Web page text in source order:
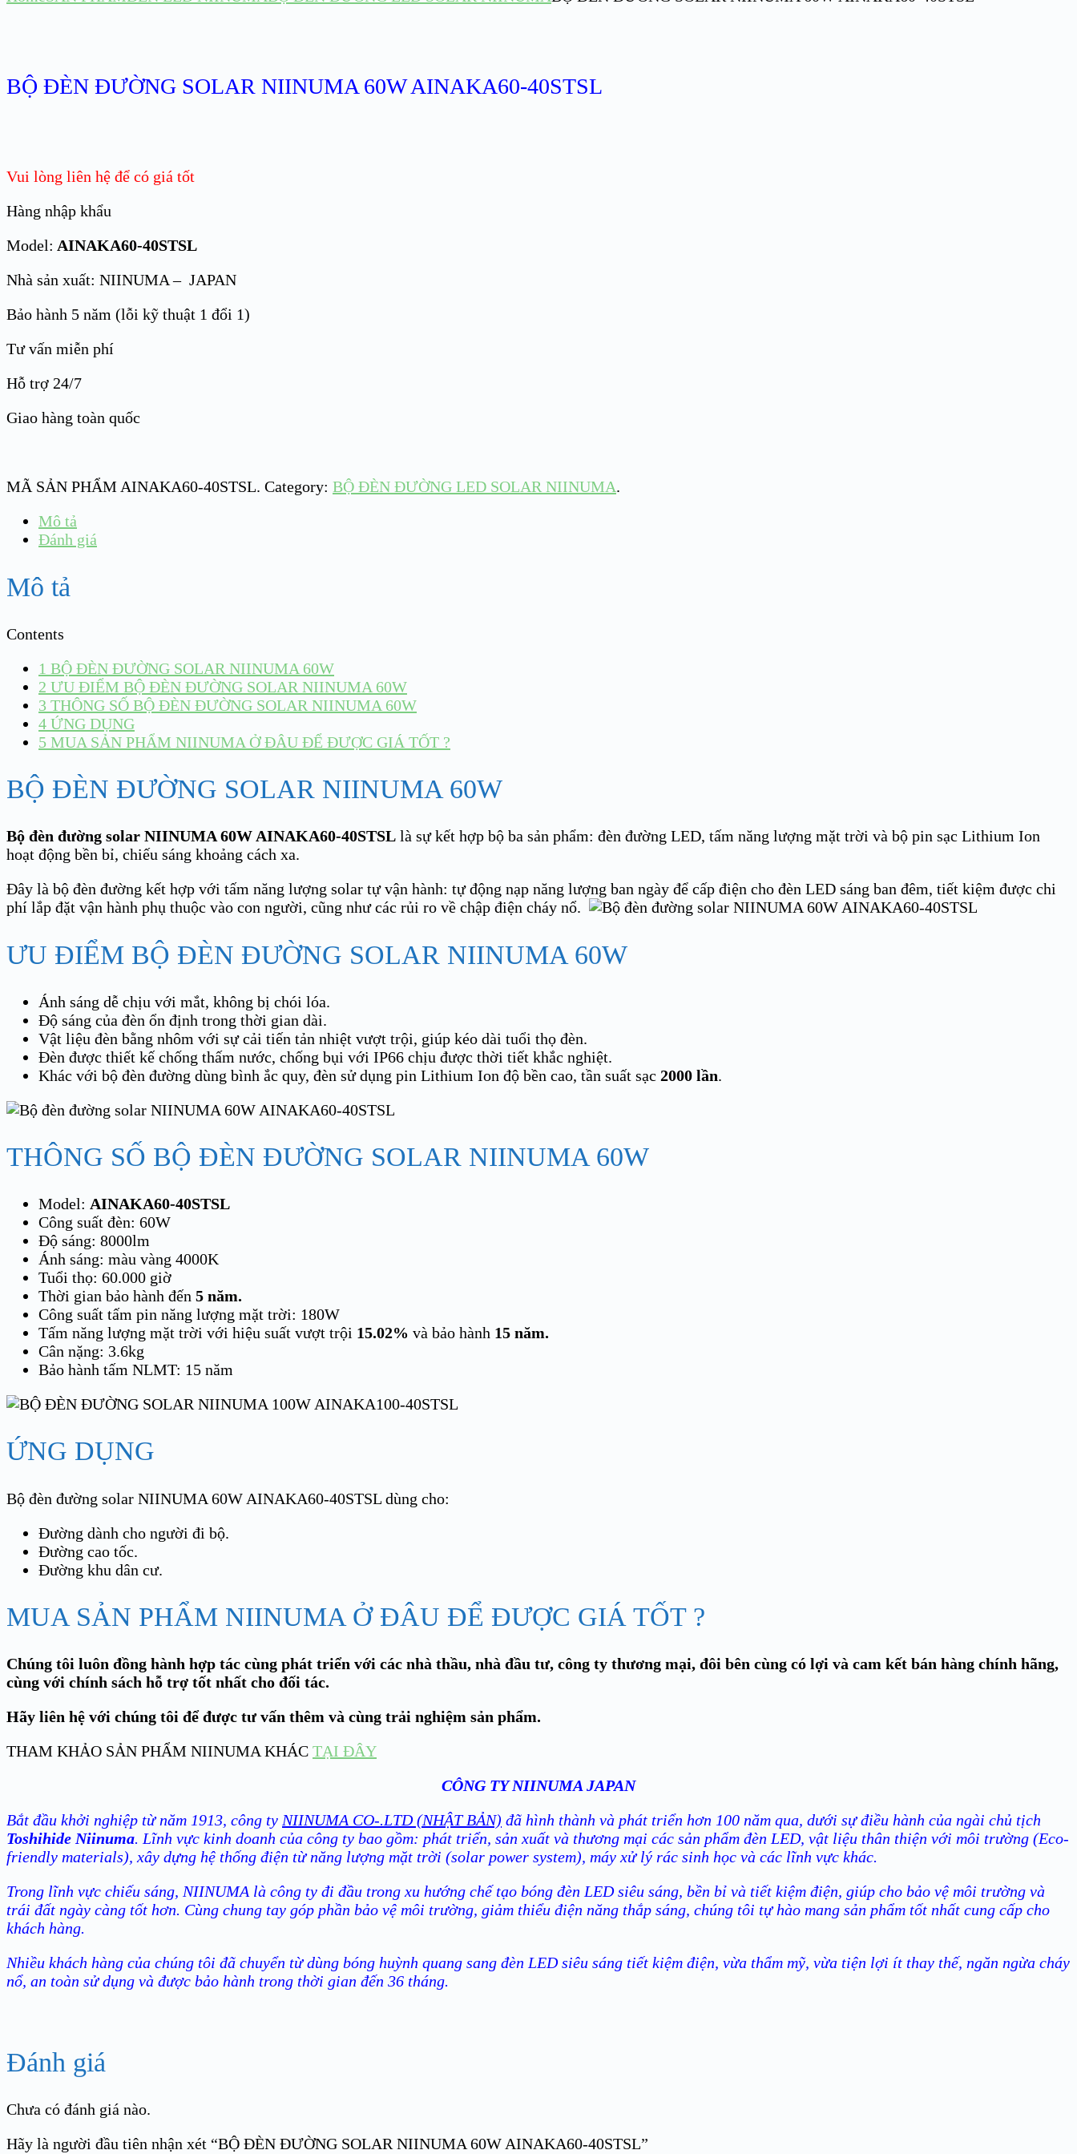
BỘ ĐÈN ĐƯỜNG SOLAR NIINUMA 60W AINAKA60-40STSL
Vui lòng liên hệ để có giá tốt
Hàng nhập khẩu
Model: AINAKA60-40STSL
Nhà sản xuất: NIINUMA – JAPAN
Bảo hành 5 năm (lỗi kỹ thuật 1 đổi 1)
Tư vấn miễn phí
Hỗ trợ 24/7
Giao hàng toàn quốc
MÃ SẢN PHẨMAINAKA60-40STSL. Category: BỘ ĐÈN ĐƯỜNG LED SOLAR NIINUMA.
Mô tả
Đánh giá
Mô tả
Contents
1 BỘ ĐÈN ĐƯỜNG SOLAR NIINUMA 60W
2 ƯU ĐIỂM BỘ ĐÈN ĐƯỜNG SOLAR NIINUMA 60W
3 THÔNG SỐ BỘ ĐÈN ĐƯỜNG SOLAR NIINUMA 60W
4 ỨNG DỤNG
5 MUA SẢN PHẨM NIINUMA Ở ĐÂU ĐỂ ĐƯỢC GIÁ TỐT ?
BỘ ĐÈN ĐƯỜNG SOLAR NIINUMA 60W
Bộ đèn đường solar NIINUMA 60W AINAKA60-40STSL là sự kết hợp bộ ba sản phẩm: đèn đường LED, tấm năng lượng mặt trời và bộ pin sạc Lithium Ion
hoạt động bền bỉ, chiếu sáng khoảng cách xa.
Đây là bộ đèn đường kết hợp với tấm năng lượng solar tự vận hành: tự động nạp năng lượng ban ngày để cấp điện cho đèn LED sáng ban đêm, tiết kiệm được chi
phí lắp đặt vận hành phụ thuộc vào con người, cũng như các rủi ro về chập điện cháy nổ.
ƯU ĐIỂM BỘ ĐÈN ĐƯỜNG SOLAR NIINUMA 60W
Ánh sáng dễ chịu với mắt, không bị chói lóa.
Độ sáng của đèn ổn định trong thời gian dài.
Vật liệu đèn bằng nhôm với sự cải tiến tản nhiệt vượt trội, giúp kéo dài tuổi thọ đèn.
Đèn được thiết kế chống thấm nước, chống bụi với IP66 chịu được thời tiết khắc nghiệt.
Khác với bộ đèn đường dùng bình ắc quy, đèn sử dụng pin Lithium Ion độ bền cao, tần suất sạc 2000 lần.
THÔNG SỐ BỘ ĐÈN ĐƯỜNG SOLAR NIINUMA 60W
Model: AINAKA60-40STSL
Công suất đèn: 60W
Độ sáng: 8000lm
Ánh sáng: màu vàng 4000K
Tuổi thọ: 60.000 giờ
Thời gian bảo hành đến 5 năm.
Công suất tấm pin năng lượng mặt trời: 180W
Tấm năng lượng mặt trời với hiệu suất vượt trội 15.02% và bảo hành 15 năm.
Cân nặng: 3.6kg
Bảo hành tấm NLMT: 15 năm
ỨNG DỤNG
Bộ đèn đường solar NIINUMA 60W AINAKA60-40STSL dùng cho:
Đường dành cho người đi bộ.
Đường cao tốc.
Đường khu dân cư.
MUA SẢN PHẨM NIINUMA Ở ĐÂU ĐỂ ĐƯỢC GIÁ TỐT ?
Chúng tôi luôn đồng hành hợp tác cùng phát triển với các nhà thầu, nhà đầu tư, công ty thương mại, đôi bên cùng có lợi và cam kết bán hàng chính hãng,
cùng với chính sách hỗ trợ tốt nhất cho đối tác.
Hãy liên hệ với chúng tôi để được tư vấn thêm và cùng trải nghiệm sản phẩm.
THAM KHẢO SẢN PHẨM NIINUMA KHÁC TẠI ĐÂY
CÔNG TY NIINUMA JAPAN
Bắt đầu khởi nghiệp từ năm 1913, công ty NIINUMA CO-.LTD (NHẬT BẢN) đã hình thành và phát triển hơn 100 năm qua, dưới sự điều hành của ngài chủ tịch
Toshihide Niinuma. Lĩnh vực kinh doanh của công ty bao gồm: phát triển, sản xuất và thương mại các sản phẩm đèn LED, vật liệu thân thiện với môi trường (Eco-
friendly materials), xây dựng hệ thống điện từ năng lượng mặt trời (solar power system), máy xử lý rác sinh học và các lĩnh vực khác.
Trong lĩnh vực chiếu sáng, NIINUMA là công ty đi đầu trong xu hướng chế tạo bóng đèn LED siêu sáng, bền bỉ và tiết kiệm điện, giúp cho bảo vệ môi trường và
trái đất ngày càng tốt hơn. Cùng chung tay góp phần bảo vệ môi trường, giảm thiểu điện năng thắp sáng, chúng tôi tự hào mang sản phẩm tốt nhất cung cấp cho
khách hàng.
Nhiều khách hàng của chúng tôi đã chuyển từ dùng bóng huỳnh quang sang đèn LED siêu sáng tiết kiệm điện, vừa thẩm mỹ, vừa tiện lợi ít thay thế, ngăn ngừa cháy
nổ, an toàn sử dụng và được bảo hành trong thời gian đến 36 tháng.
Đánh giá
Chưa có đánh giá nào.
Hãy là người đầu tiên nhận xét “BỘ ĐÈN ĐƯỜNG SOLAR NIINUMA 60W AINAKA60-40STSL”